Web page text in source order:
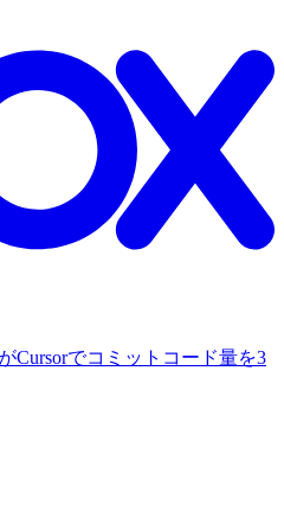
Cursorでコミットコード量を3